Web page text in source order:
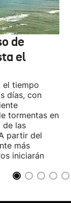
de
el
el tiempo
días, con
tormentas en
de las
partir del
más
iniciarán